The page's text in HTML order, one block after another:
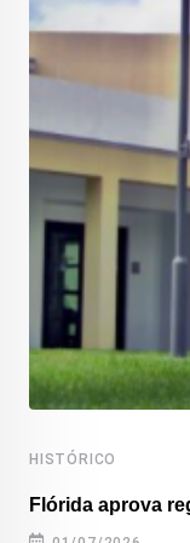
HISTÓRICO
Flórida aprova